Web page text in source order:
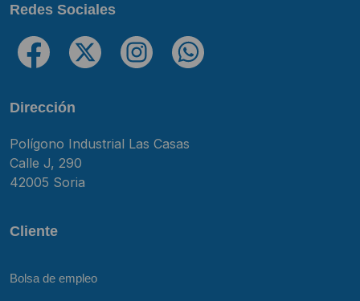
Redes Sociales
Dirección
Polígono Industrial Las Casas
Calle J, 290
42005 Soria
Cliente
Bolsa de empleo